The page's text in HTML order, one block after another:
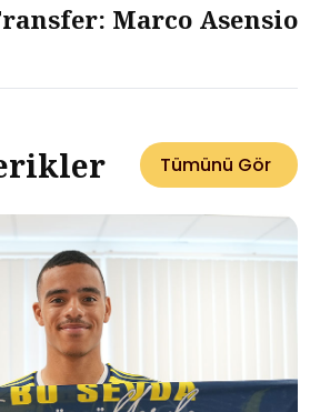
Marco Asensio
Tümünü Gör